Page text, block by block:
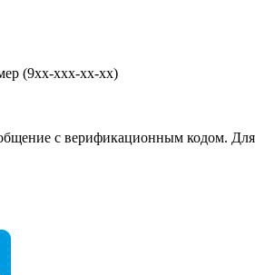
(9хх-ххх-хх-хх)
с верификационным кодом.